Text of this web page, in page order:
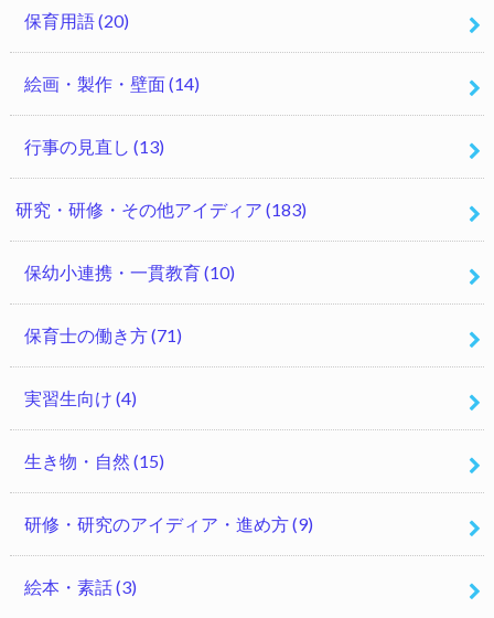
保育用語(20)
絵画・製作・壁面(14)
行事の見直し (13)
研究・研修・その他アイディア (183)
保幼小連携・一貫教育(10)
保育士の働き方(71)
実習生向け (4)
生き物・自然 (15)
研修・研究のアイディア・進め方(9)
絵本・素話(3)